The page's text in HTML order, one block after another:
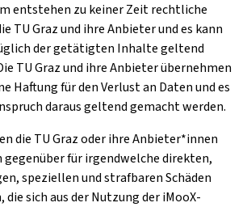
entstehen zu keiner Zeit rechtliche
TU Graz und ihre Anbieter und es kann
der getätigten Inhalte geltend
TU Graz und ihre Anbieter übernehmen
Haftung für den Verlust an Daten und es
daraus geltend gemacht werden.
die TU Graz oder ihre Anbieter*innen
für irgendwelche direkten,
speziellen und strafbaren Schäden
die sich aus der Nutzung der iMooX-